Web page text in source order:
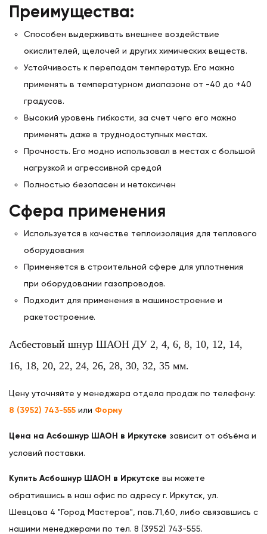
Преимущества:
Способен выдерживать внешнее воздействие
окислителей, щелочей и других химических веществ.
Устойчивость к перепадам температур. Его можно
применять в температурном диапазоне от -40 до +40
градусов.
Высокий уровень гибкости, за счет чего его можно
применять даже в труднодоступных местах.
Прочность. Его модно использовал в местах с большой
нагрузкой и агрессивной средой
Полностью безопасен и нетоксичен
Сфера применения
Используется в качестве теплоизоляция для теплового
оборудования
Применяется в строительной сфере для уплотнения
при оборудовании газопроводов.
Подходит для применения в машиностроение и
ракетостроение.
Асбестовый шнур ШАОН ДУ 2, 4, 6, 8, 10, 12, 14,
16, 18, 20, 22, 24, 26, 28, 30, 32, 35 мм.
Цену уточняйте у менеджера отдела продаж по телефону:
8 (3952) 743-555 или Форму
Цена на Асбошнур ШАОН в Иркутске зависит от объёма и
условий поставки.
Купить Асбошнур ШАОН в Иркутске вы можете
обратившись в наш офис по адресу г. Иркутск, ул.
Шевцова 4 "Город Мастеров", пав.71,60, либо связавшись с
нашими менеджерами по тел. 8 (3952) 743-555.